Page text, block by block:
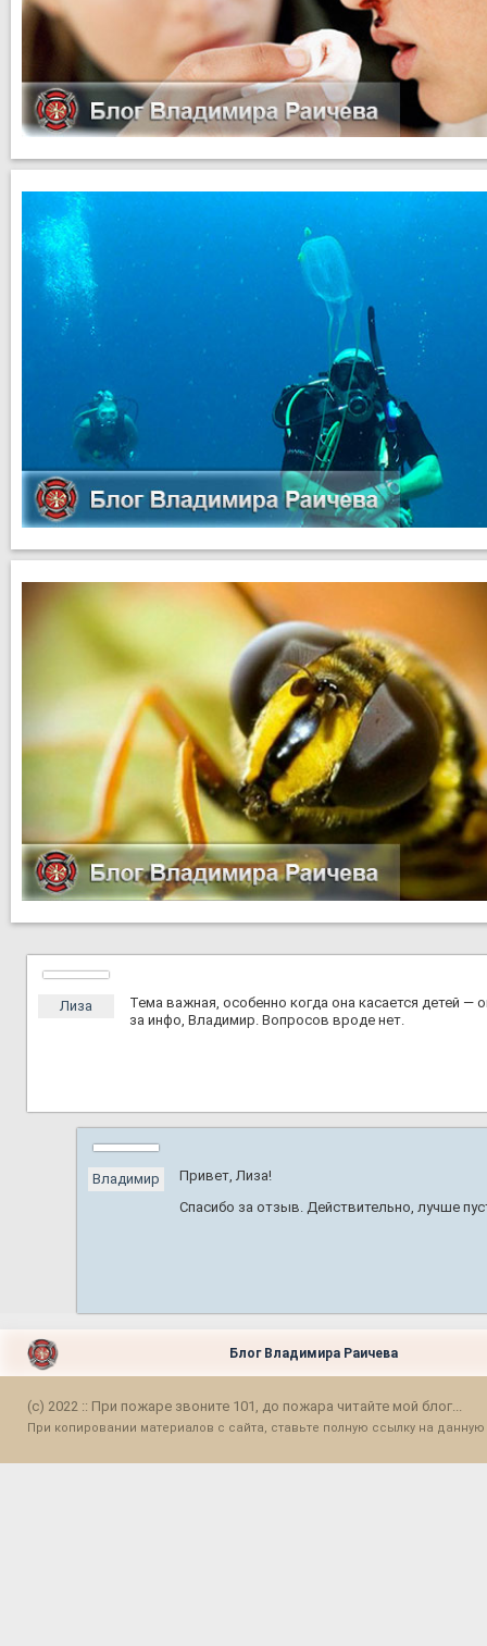
Лиза
Тема важная, особенно когда она касается детей —
за инфо, Владимир. Вопросов вроде нет.
Владимир
Привет, Лиза!
Спасибо за отзыв. Действительно, лучше
Блог Владимира Раичева
(c) 2022 :: При пожаре звоните 101, до пожара читайте мой блог...
При копировании материалов с сайта, ставьте полную ссылку на